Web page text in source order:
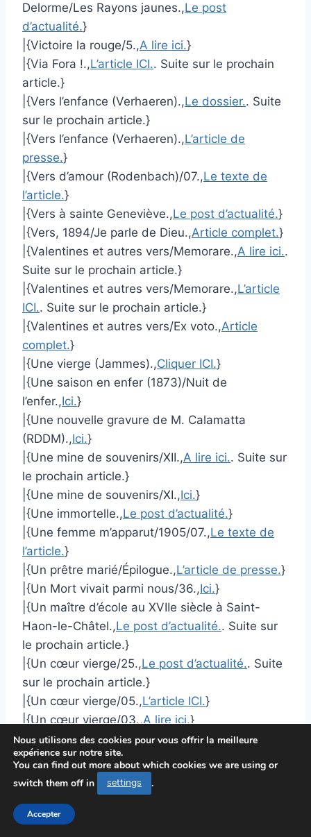
Delorme/Les Rayons jaunes.,Le post
d’actualité.}
|{Victoire la rouge/5.,A lire ici.}
|{Via Fora !.,L’article ICI.. Suite sur le prochain
article.}
|{Vers l’enfance (Verhaeren).,Le dossier.. Suite
sur le prochain article.}
|{Vers l’enfance (Verhaeren).,L’article de
presse.}
|{Vers d’amour (Rodenbach)/07.,Le texte de
l’article.}
|{Vers à sainte Geneviève.,Le post d’actualité.}
|{Vers, 1894/Je parle de Dieu.,Article complet.}
|{Valentines et autres vers/Memorare.,A lire ici..
Suite sur le prochain article.}
|{Valentines et autres vers/Memorare.,L’article
ICI.. Suite sur le prochain article.}
|{Valentines et autres vers/Ex voto.,Article
complet.}
|{Une vierge (Jammes).,Cliquer ICI.}
|{Une saison en enfer (1873)/Nuit de
l’enfer.,Ici.}
|{Une nouvelle gravure de M. Calamatta
(RDDM).,Ici.}
|{Une mine de souvenirs/XII.,A lire ici.. Suite sur
le prochain article.}
|{Une mine de souvenirs/XI.,Ici.}
|{Une immortelle.,Le post d’actualité.}
|{Une femme m’apparut/1905/07.,Le texte de
l’article.}
|{Un prêtre marié/Épilogue.,L’article de presse.}
|{Un Mort vivait parmi nous/36.,Ici.}
|{Un maître d’école au XVIIe siècle à Saint-
Haon-le-Châtel.,Le post d’actualité.. Suite sur
le prochain article.}
|{Un cœur vierge/25.,Le post d’actualité.. Suite
sur le prochain article.}
|{Un cœur vierge/05.,L’article ICI.}
|{Un cœur vierge/03.,A lire ici.}
|{Un amour vrai (Conan)/III.,L’article ICI.. Suite
sur le prochain article.}
|{Trois contes sauvages/Une famine chez les
Le post d’actualité.
|{Trois contes sauvages/Une famine chez les
Nous utilisons des cookies pour vous offrir la meilleure
expérience sur notre site.
You can find out more about which cookies we are using or
switch them off in
settings .
Accepter